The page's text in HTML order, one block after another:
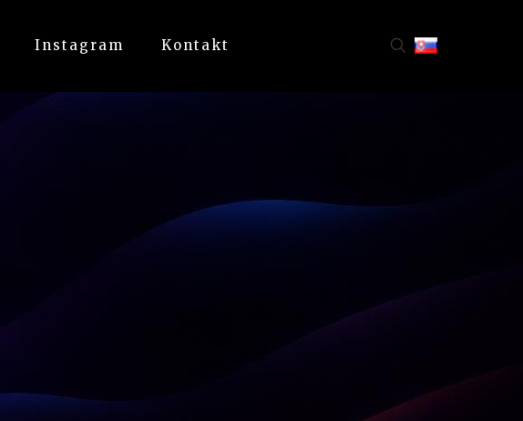
Instagram Kontakt